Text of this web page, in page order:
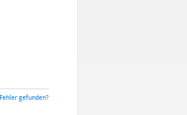
Fehler gefunden?